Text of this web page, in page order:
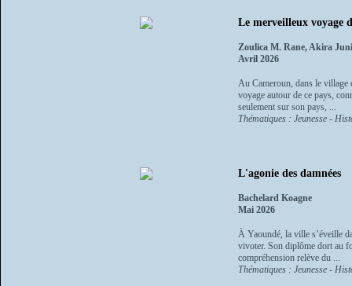
Le merveilleux voyage
Zoulica M. Rane, Akira
Avril 2026
Au Cameroun, dans le village
voyage autour de ce pays,
seulement sur son pays, ...
Thématiques : Jeunesse -
L'agonie des damnées
Bachelard Koagne
Mai 2026
À Yaoundé, la ville s’éveille
vivoter. Son diplôme dort au
compréhension relève du ...
Thématiques : Jeunesse -